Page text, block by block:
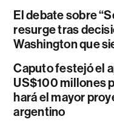
El debate sobre
resurge tras
Washington que
Caputo festejó el
US$100 millones
hará el mayor
argentino